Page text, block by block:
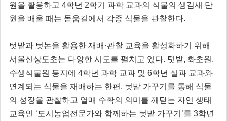
원을 활용하고 4학년 2학기 과학 교과의 식물의 생김새 단
원을 배울 때는 돋움길에서 각종 식물을 관찰한다.
텃밭과 텃논을 활용한 재배·관찰 교육을 활성화하기 위해
서울신상도초는 다양한 시도를 펼치고 있다. 텃밭, 화초원,
수생식물원 등지에 4학년 과학 교과 및 6학년 실과 교과와
연계되는 식물을 재배하는 한편, 텃밭 가꾸기를 통해 식물
의 성장을 관찰하고 열매 수확의 의미를 깨닫는 자연 생태
교육인 ‘도시농업전문가와 함께하는 텃밭 가꾸기’를 3학년